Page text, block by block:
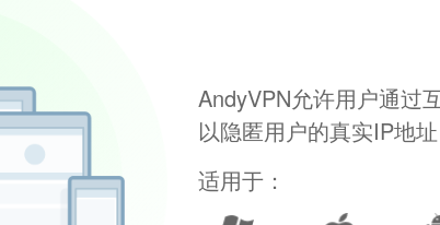
AndyVPN允许用户通过
以隐匿用户的真实IP地
适用于：